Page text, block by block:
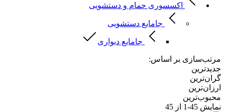
اکسسوری حمام و دستشویی
جامایع دستشویی
جامایع دیواری
مرتب‌سازی بر اساس:
جدیدترین
گران‌ترین
ارزان‌ترین
محبوب‌ترین
نمایش 45-1 از 45